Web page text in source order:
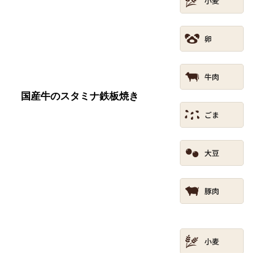
国産牛のスタミナ鉄板焼き